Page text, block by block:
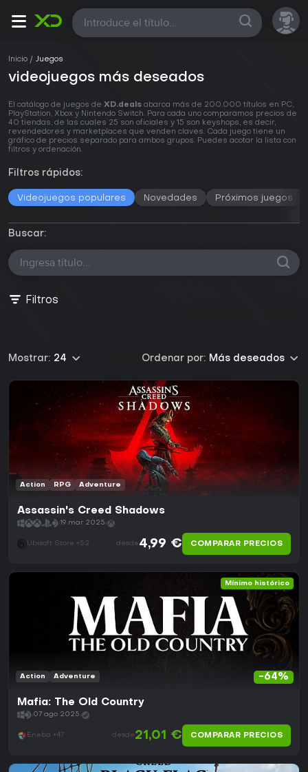
Todas
Inicio Juegos
videojuegos más deseados
El catálogo de juegos de XD.deals abarca más de 200.000 títulos en PC,
PlayStation, Xbox y Nintendo Switch. Para cada uno comparamos precios de
40 tiendas, de las cuales 25 son oficiales y 15 son keyshops, es decir,
revendedores y marketplaces que venden claves. Cada juego tiene un
gráfico de precios separado para ambos grupos. Puedes acotar la lista con
filtros y ordenación.
Filtros rápidos:
Videojuegos populares Novedades Próximos juegos
Buscar:
Filtros
Ordenar por: Más deseados
Mostrar: 24
Action RPG Adventure
Assassin's Creed Shadows
19 mar 2025
Ubisoft Store +52 desde 4,99 € COMPARAR PRECIOS
Mínimo histórico
-64%
Action Adventure
Mafia: The Old Country
07 ago 2025
Eneba +47 desde 21,01 € COMPARAR PRECIOS